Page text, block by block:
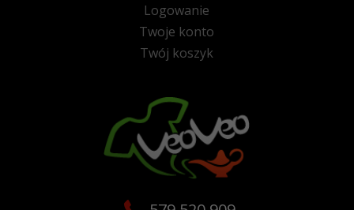
Logowanie
Twoje konto
Twój koszyk